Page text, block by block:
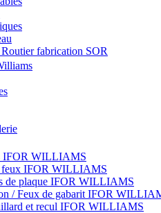
fabrication SOR
IFOR WILLIAMS
feux IFOR WILLIAMS
de plaque IFOR WILLIAMS
/ Feux de gabarit IFOR
et recul IFOR WILLIAMS